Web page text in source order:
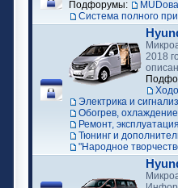
Подфорумы:
Cистема полного
2018
Электрика и
Обогрев,
Ремонт,
Тюнинг и
"Народное